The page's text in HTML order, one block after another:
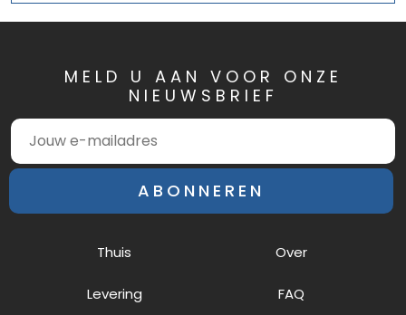
MELD U AAN VOOR ONZE
NIEUWSBRIEF
ABONNEREN
Thuis Over
Levering FAQ